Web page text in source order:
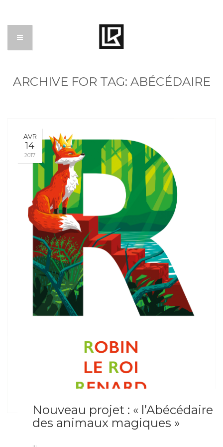
ARCHIVE FOR TAG: ABÉCÉDAIRE
AVR
14
2017
Nouveau projet : « l’Abécédaire
des animaux magiques »
...